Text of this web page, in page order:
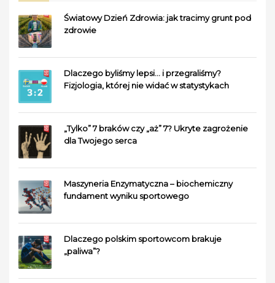
Światowy Dzień Zdrowia: jak tracimy grunt pod
zdrowie
Dlaczego byliśmy lepsi… i przegraliśmy?
Fizjologia, której nie widać w statystykach
„Tylko” 7 braków czy „aż” 7? Ukryte zagrożenie
dla Twojego serca
Maszyneria Enzymatyczna – biochemiczny
fundament wyniku sportowego
Dlaczego polskim sportowcom brakuje
„paliwa”?